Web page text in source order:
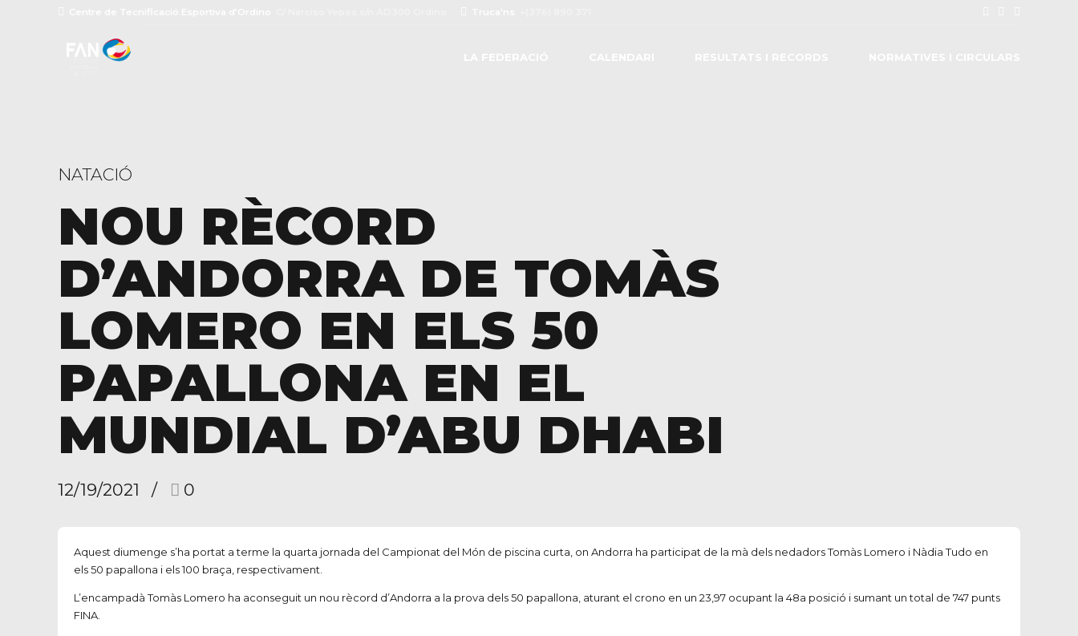
NATACIÓ
NOU RÈCORD
D’ANDORRA DE TOMÀS
LOMERO EN ELS 50
PAPALLONA EN EL
MUNDIAL D’ABU DHABI
12/19/2021 0
Aquest diumenge s’ha portat a terme la quarta jornada del Campionat del Món de piscina curta, on Andorra ha participat de la mà dels nedadors Tomàs Lomero i Nàdia Tudo en
els50 papallona i els 100 braça, respectivament.
L’encampadà Tomàs Lomero ha aconseguit un nou rècord d’Andorra a la prova dels50 papallona, aturant el crono en un 23,97 ocupant la 48a posició i sumant un total de 747 punts
FINA.